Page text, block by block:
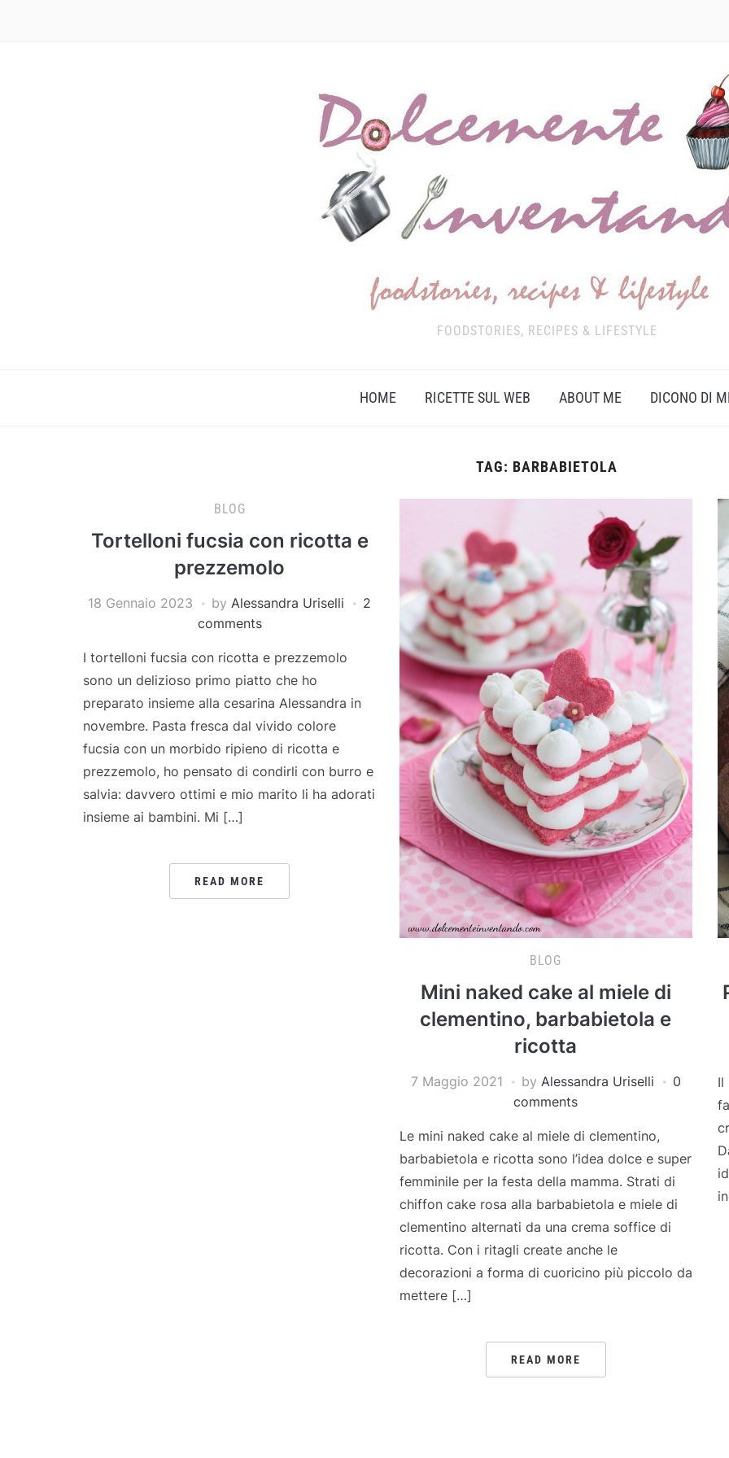
FOODSTORIES, RECIPES & LIFESTYLE
HOME RICETTE SUL WEB ABOUT ME DICONO DI
TAG: BARBABIETOLA
BLOG
Tortelloni fucsia con ricotta e
prezzemolo
18 Gennaio 2023 by Alessandra Uriselli
2
comments
I tortelloni fucsia con ricotta e prezzemolo
sono un delizioso primo piatto che ho
preparato insieme alla cesarina Alessandra in
novembre. Pasta fresca dal vivido colore
fucsia con un morbido ripieno di ricotta e
prezzemolo, ho pensato di condirli con burro e
salvia: davvero ottimi e mio marito li ha adorati
insieme ai bambini. Mi […]
READ MORE
BLOG
Mini naked cake al miele di
clementino, barbabietola e
ricotta
7 Maggio 2021 by Alessandra Uriselli
0
comments
Le mini naked cake al miele di clementino,
barbabietola e ricotta sono l’idea dolce e super
femminile per la festa della mamma. Strati di
chiffon cake rosa alla barbabietola e miele di
clementino alternati da una crema soffice di
ricotta. Con i ritagli create anche le
decorazioni a forma di cuoricino più piccolo da
mettere […]
READ MORE
Il